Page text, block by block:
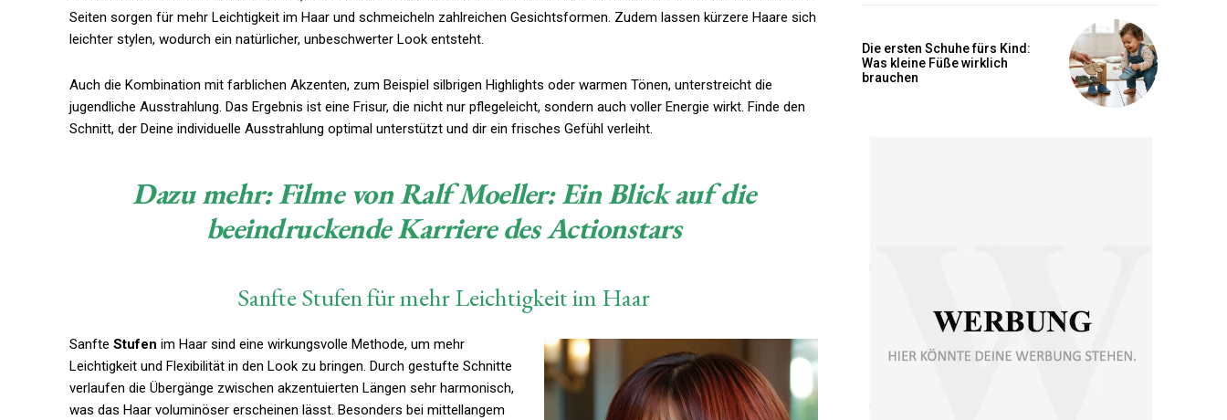
Seiten sorgen für mehr Leichtigkeit im Haar und schmeicheln zahlreichen Gesichtsformen. Zudem lassen kürzere Haare sich
leichter stylen, wodurch ein natürlicher, unbeschwerter Look entsteht.
Auch die Kombination mit farblichen Akzenten, zum Beispiel silbrigen Highlights oder warmen Tönen, unterstreicht die
jugendliche Ausstrahlung. Das Ergebnis ist eine Frisur, die nicht nur pflegeleicht, sondern auch voller Energie wirkt. Finde den
Schnitt, der Deine individuelle Ausstrahlung optimal unterstützt und dir ein frisches Gefühl verleiht.
Dazu mehr:Filme von Ralf Moeller: Ein Blick auf die
beeindruckende Karriere des Actionstars
Sanfte Stufen für mehr Leichtigkeit im Haar
Sanfte Stufen im Haar sind eine wirkungsvolle Methode, um mehr
Leichtigkeit und Flexibilität in den Look zu bringen. Durch gestufte Schnitte
verlaufen die Übergänge zwischen akzentuierten Längen sehr harmonisch,
was das Haar voluminöser erscheinen lässt. Besonders bei mittellangem
Die ersten Schuhe fürs Kind:
Was kleine Füße wirklich
brauchen